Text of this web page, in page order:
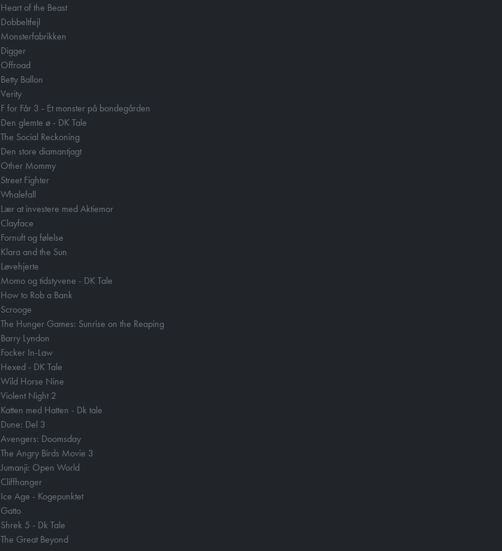
Heart of the Beast
Dobbeltfejl
Monsterfabrikken
Digger
Offroad
Betty Ballon
Verity
F for Får 3 - Et monster på bondegården
Den glemte ø - DK Tale
The Social Reckoning
Den store diamantjagt
Other Mommy
Street Fighter
Whalefall
Lær at investere med Aktiemor
Clayface
Fornuft og følelse
Klara and the Sun
Løvehjerte
Momo og tidstyvene - DK Tale
How to Rob a Bank
Scrooge
The Hunger Games: Sunrise on the Reaping
Barry Lyndon
Focker In-Law
Hexed - DK Tale
Wild Horse Nine
Violent Night 2
Katten med Hatten - Dk tale
Dune: Del 3
Avengers: Doomsday
The Angry Birds Movie 3
Jumanji: Open World
Cliffhanger
Ice Age - Kogepunktet
Gatto
Shrek 5 - Dk Tale
The Great Beyond